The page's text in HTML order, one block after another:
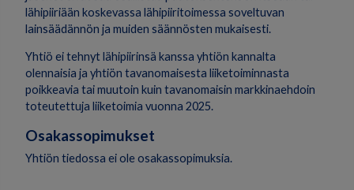
lähipiiriään koskevassa lähipiiritoimessa soveltuvan
lainsäädännön ja muiden säännösten mukaisesti.
Yhtiö ei tehnyt lähipiirinsä kanssa yhtiön kannalta
olennaisia ja yhtiön tavanomaisesta liiketoiminnasta
poikkeavia tai muutoin kuin tavanomaisin markkinaehdoin
toteutettuja liiketoimia vuonna 2025.
Osakassopimukset
Yhtiön tiedossa ei ole osakassopimuksia.